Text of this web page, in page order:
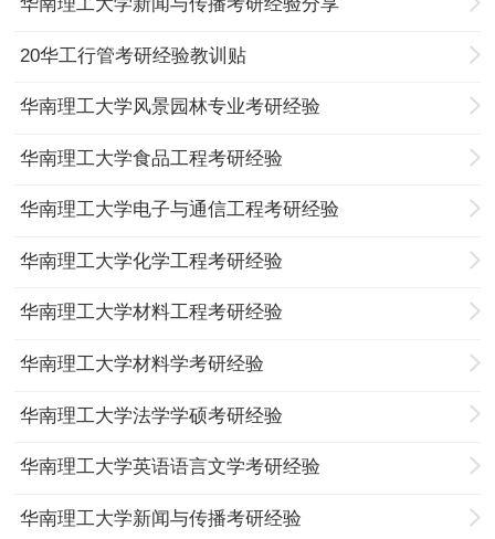
20华工行管考研经验教训贴
华南理工大学风景园林专业考研经验
华南理工大学食品工程考研经验
华南理工大学电子与通信工程考研经验
华南理工大学化学工程考研经验
华南理工大学材料工程考研经验
华南理工大学材料学考研经验
华南理工大学法学学硕考研经验
华南理工大学英语语言文学考研经验
华南理工大学新闻与传播考研经验